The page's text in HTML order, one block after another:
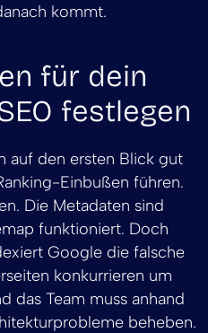
kommt.
für dein
festlegen
auf den ersten Blick gut
Einbußen führen.
Die Metadaten sind
funktioniert. Doch
Google die falsche
konkurrieren um
das Team muss anhand
beheben.